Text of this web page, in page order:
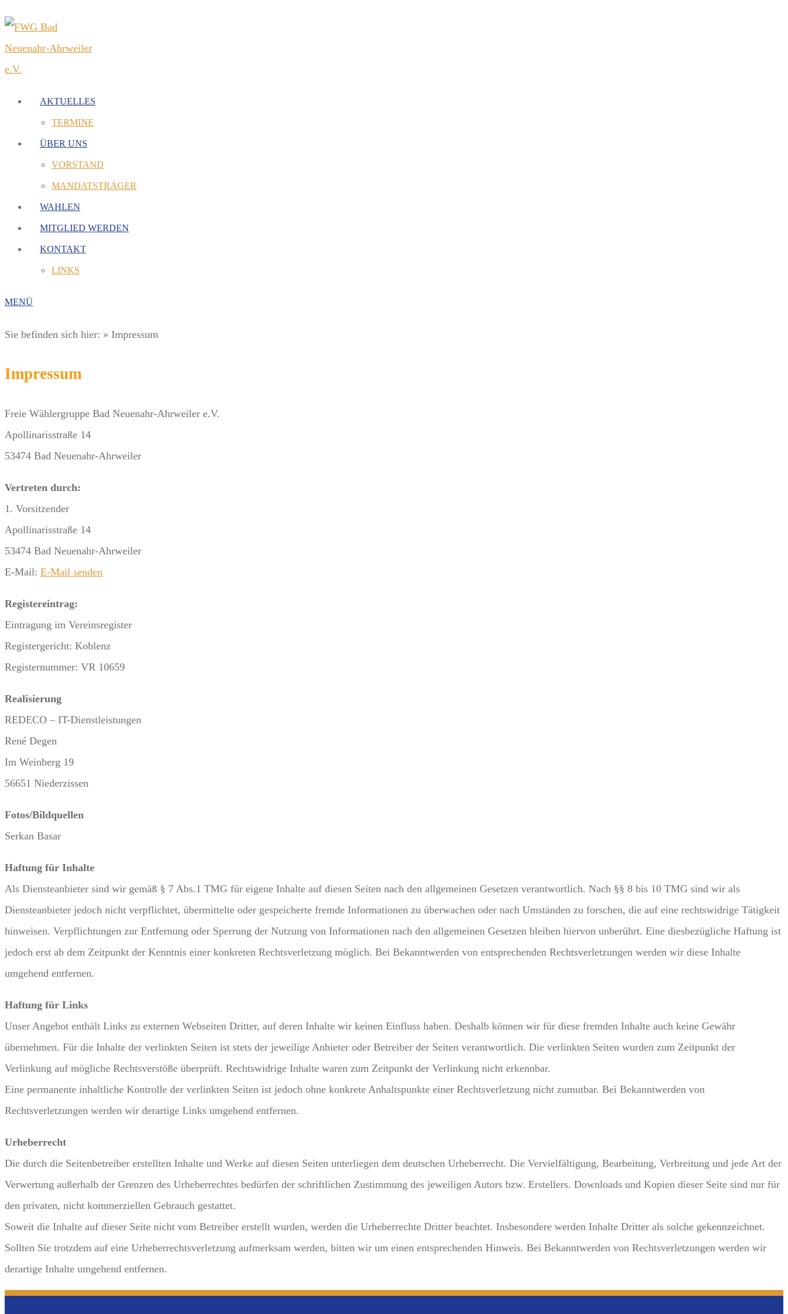
AKTUELLES
TERMINE
ÜBER UNS
VORSTAND
MANDATSTRÄGER
WAHLEN
MITGLIED WERDEN
KONTAKT
LINKS
MENÜ
Sie befinden sich hier: » Impressum
Impressum
Freie Wählergruppe Bad Neuenahr-Ahrweiler e.V.
Apollinarisstraße 14
53474 Bad Neuenahr-Ahrweiler
Vertreten durch:
1. Vorsitzender
Apollinarisstraße 14
53474 Bad Neuenahr-Ahrweiler
E-Mail: E-Mail senden
Registereintrag:
Eintragung im Vereinsregister
Registergericht: Koblenz
Registernummer: VR 10659
Realisierung
REDECO – IT-Dienstleistungen
René Degen
Im Weinberg 19
56651 Niederzissen
Fotos/Bildquellen
Serkan Basar
Haftung für Inhalte
Als Diensteanbieter sind wir gemäß § 7 Abs.1 TMG für eigene Inhalte auf diesen Seiten nach den allgemeinen Gesetzen verantwortlich. Nach §§ 8 bis 10 TMG sind wir als
Diensteanbieter jedoch nicht verpflichtet, übermittelte oder gespeicherte fremde Informationen zu überwachen oder nach Umständen zu forschen, die auf eine rechtswidrige Tätigkeit
hinweisen. Verpflichtungen zur Entfernung oder Sperrung der Nutzung von Informationen nach den allgemeinen Gesetzen bleiben hiervon unberührt. Eine diesbezügliche Haftung ist
jedoch erst ab dem Zeitpunkt der Kenntnis einer konkreten Rechtsverletzung möglich. Bei Bekanntwerden von entsprechenden Rechtsverletzungen werden wir diese Inhalte
umgehend entfernen.
Haftung für Links
Unser Angebot enthält Links zu externen Webseiten Dritter, auf deren Inhalte wir keinen Einfluss haben. Deshalb können wir für diese fremden Inhalte auch keine Gewähr
übernehmen. Für die Inhalte der verlinkten Seiten ist stets der jeweilige Anbieter oder Betreiber der Seiten verantwortlich. Die verlinkten Seiten wurden zum Zeitpunkt der
Verlinkung auf mögliche Rechtsverstöße überprüft. Rechtswidrige Inhalte waren zum Zeitpunkt der Verlinkung nicht erkennbar.
Eine permanente inhaltliche Kontrolle der verlinkten Seiten ist jedoch ohne konkrete Anhaltspunkte einer Rechtsverletzung nicht zumutbar. Bei Bekanntwerden von
Rechtsverletzungen werden wir derartige Links umgehend entfernen.
Urheberrecht
Die durch die Seitenbetreiber erstellten Inhalte und Werke auf diesen Seiten unterliegen dem deutschen Urheberrecht. Die Vervielfältigung, Bearbeitung, Verbreitung und jede Art der
Verwertung außerhalb der Grenzen des Urheberrechtes bedürfen der schriftlichen Zustimmung des jeweiligen Autors bzw. Erstellers. Downloads und Kopien dieser Seite sind nur für
den privaten, nicht kommerziellen Gebrauch gestattet.
Soweit die Inhalte auf dieser Seite nicht vom Betreiber erstellt wurden, werden die Urheberrechte Dritter beachtet. Insbesondere werden Inhalte Dritter als solche gekennzeichnet.
Sollten Sie trotzdem auf eine Urheberrechtsverletzung aufmerksam werden, bitten wir um einen entsprechenden Hinweis. Bei Bekanntwerden von Rechtsverletzungen werden wir
derartige Inhalte umgehend entfernen.